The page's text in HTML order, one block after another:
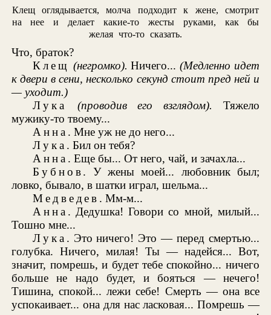
Клещ оглядывается, молча подходит к жене, смотрит
на нее и делает какие-то жесты руками, как бы
желая что-то сказать.
Что, браток?
Клещ (негромко). Ничего...(Медленно идет
к двери в сени, несколько секунд стоит пред ней и
— уходит.)
Лука
(проводив его взглядом). Тяжело
мужику-то твоему...
Анна . Мне уж не до него...
Лука . Бил он тебя?
Анна . Еще бы... От него, чай, и зачахла...
Бубнов. У жены моей... любовник был;
ловко, бывало, в шатки играл, шельма...
Медведев . Мм-м...
Анна . Дедушка! Говори со мной, милый...
Тошно мне...
Лука . Это ничего! Это — перед смертью...
голубка. Ничего, милая! Ты — надейся... Вот,
значит, помрешь, и будет тебе спокойно... ничего
больше не надо будет, и бояться — нечего!
Тишина, спокой... лежи себе! Смерть — она все
успокаивает... она для нас ласковая... Помрешь —